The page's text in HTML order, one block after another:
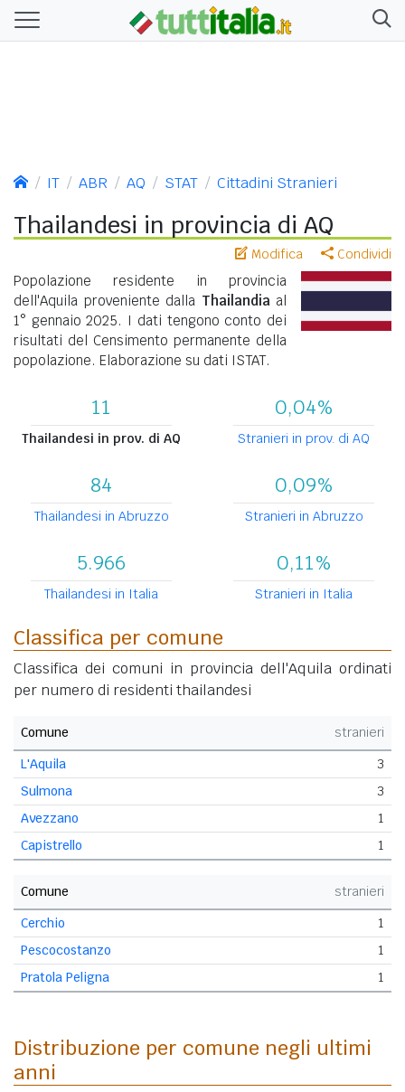
IT ABR AQ STAT Cittadini Stranieri
Thailandesi in provincia di AQ
Modifica Condividi
Popolazione residente in provincia
dell'Aquila proveniente dalla Thailandia al
1° gennaio 2025. I dati tengono conto dei
risultati del Censimento permanente della
popolazione. Elaborazione su dati ISTAT.
11
Thailandesi in prov. di AQ
0,04%
Stranieri in prov. di AQ
84
Thailandesi in Abruzzo
0,09%
Stranieri in Abruzzo
5.966
Thailandesi in Italia
0,11%
Stranieri in Italia
Classifica per comune
Classifica dei comuni in provincia dell'Aquila ordinati
per numero di residenti thailandesi
Comune
stranieri
L'Aquila
3
Sulmona
3
Avezzano
1
Capistrello
1
Comune
stranieri
Cerchio
1
Pescocostanzo
1
Pratola Peligna
1
Distribuzione per comune negli ultimi
anni